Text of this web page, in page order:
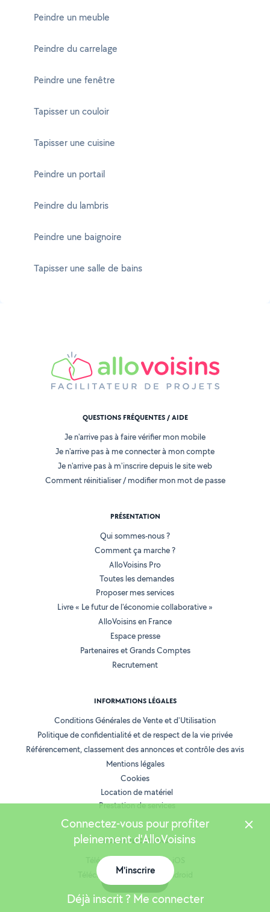
Peindre un meuble
Peindre du carrelage
Peindre une fenêtre
Tapisser un couloir
Tapisser une cuisine
Peindre un portail
Peindre du lambris
Peindre une baignoire
Tapisser une salle de bains
QUESTIONS FRÉQUENTES / AIDE
Je n'arrive pas à faire vérifier mon mobile
Je n'arrive pas à me connecter à mon compte
Je n'arrive pas à m'inscrire depuis le site web
Comment réinitialiser / modifier mon mot de passe
PRÉSENTATION
Qui sommes-nous ?
Comment ça marche ?
AlloVoisins Pro
Toutes les demandes
Proposer mes services
Livre « Le futur de l'économie collaborative »
AlloVoisins en France
Espace presse
Partenaires et Grands Comptes
Recrutement
INFORMATIONS LÉGALES
Conditions Générales de Vente et d'Utilisation
Politique de confidentialité et de respect de la vie privée
Référencement, classement des annonces et contrôle des avis
Mentions légales
Cookies
Location de matériel
Prestation de services
NOS APPLICATIONS
Télécharger l’application iOS
Télécharger l’application Android
Connectez-vous pour profiter
pleinement d'AlloVoisins
M'inscrire
Déjà inscrit ? Me connecter